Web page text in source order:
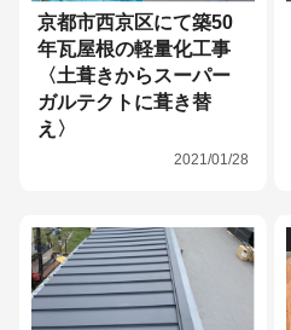
京都市西京区にて築50
年瓦屋根の軽量化工事
〈土葺きからスーパー
ガルテクトに葺き替
え〉
2021/01/28